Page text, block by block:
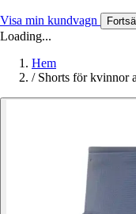
Visa min kundvagn
Loading...
Hem
/ Shorts för kvinnor